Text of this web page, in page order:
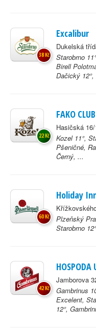
Excalibur
Dukelská
Starobrno
Birell
Dačický 12°,
38 Kč
FAKO CLUB
Hasičská
Kozel 11°,
Pšeničné,
Černý, ...
22 Kč
Holiday
Plzeňský
Starobrno 12°
60 Kč
Jamborova
Gambrinus
Excelent,
12°,
42 Kč